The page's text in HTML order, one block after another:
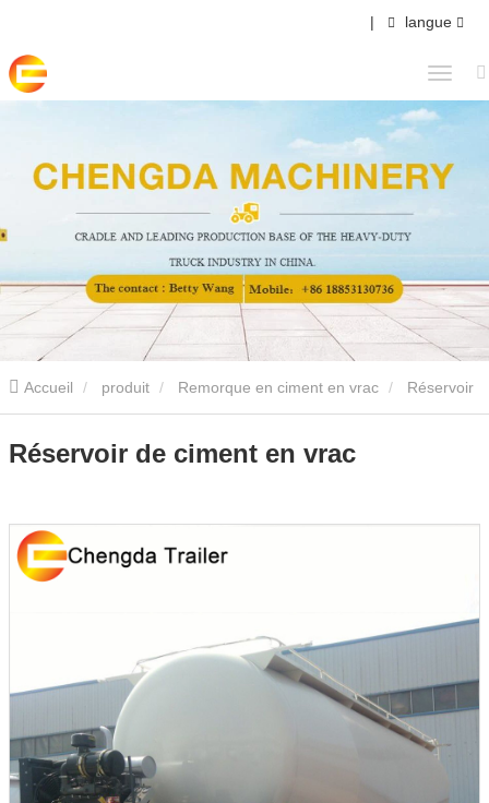
| langue
Accueil produit Remorque en ciment en vrac
de ciment en vrac
Réservoir de ciment en vrac